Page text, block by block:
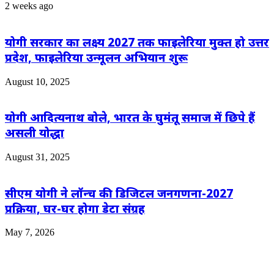
2 weeks ago
योगी सरकार का लक्ष्य 2027 तक फाइलेरिया मुक्त हो उत्तर
प्रदेश, फाइलेरिया उन्मूलन अभियान शुरू
August 10, 2025
योगी आदित्यनाथ बोले, भारत के घुमंतू समाज में छिपे हैं
असली योद्धा
August 31, 2025
सीएम योगी ने लॉन्च की डिजिटल जनगणना-2027
प्रक्रिया, घर-घर होगा डेटा संग्रह
May 7, 2026